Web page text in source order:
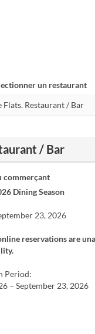
un restaurant
/ Bar
commerçant
Dining Season
23, 2026
reservations are
Period:
– September 23, 2026